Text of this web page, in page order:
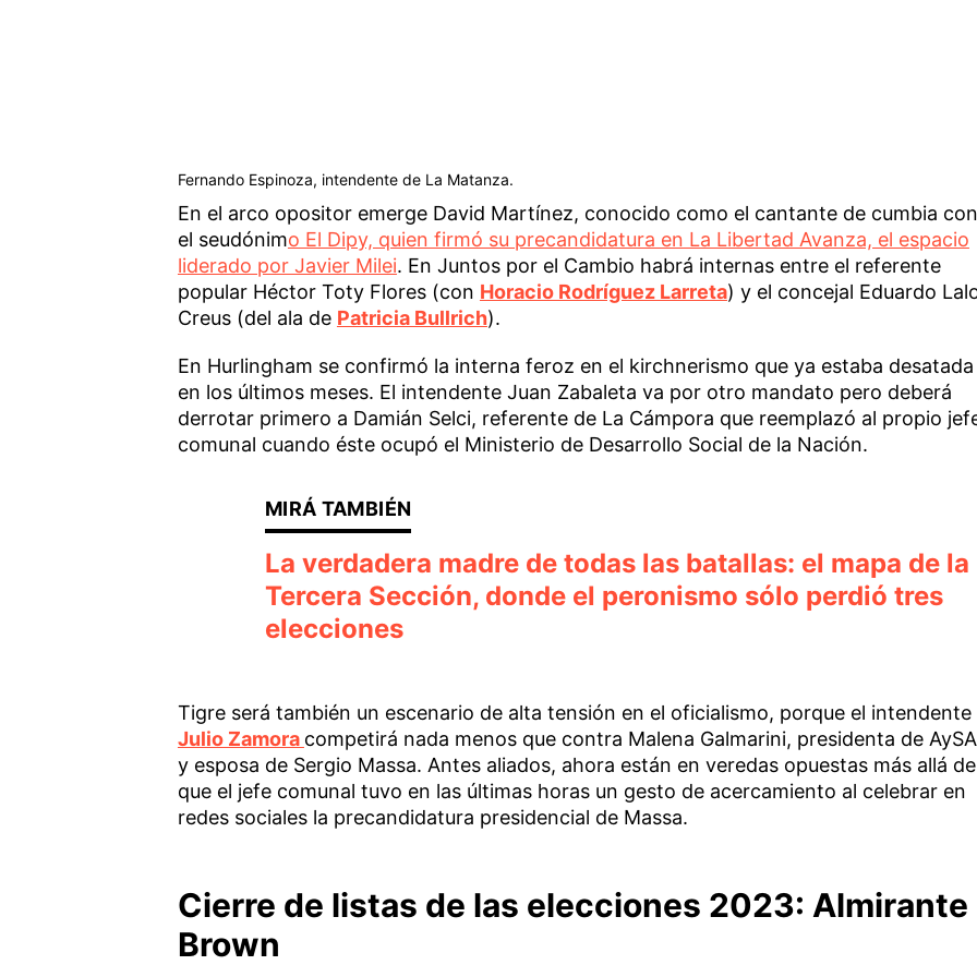
Fernando Espinoza, intendente de La Matanza.
En el arco opositor emerge David Martínez, conocido como el cantante de cumbia con
el seudónimo El Dipy, quien firmó su precandidatura en La Libertad Avanza, el espacio
liderado por Javier Milei. En Juntos por el Cambio habrá internas entre el referente
popular Héctor Toty Flores (con Horacio Rodríguez Larreta) y el concejal Eduardo
Creus (del ala de Patricia Bullrich).
En Hurlingham se confirmó la interna feroz en el kirchnerismo que ya estaba desatada
en los últimos meses. El intendente Juan Zabaleta va por otro mandato pero deberá
derrotar primero a Damián Selci, referente de La Cámpora que reemplazó al propio
comunal cuando éste ocupó el Ministerio de Desarrollo Social de la Nación.
La verdadera madre de todas las batallas: el mapa de la
Tercera Sección, donde el peronismo sólo perdió tres
elecciones
Tigre será también un escenario de alta tensión en el oficialismo, porque el intendente
Julio Zamora competirá nada menos que contra Malena Galmarini, presidenta de
y esposa de Sergio Massa. Antes aliados, ahora están en veredas opuestas más allá de
que el jefe comunal tuvo en las últimas horas un gesto de acercamiento al celebrar en
redes sociales la precandidatura presidencial de Massa.
Cierre de listas de las elecciones 2023: Almirante
Brown